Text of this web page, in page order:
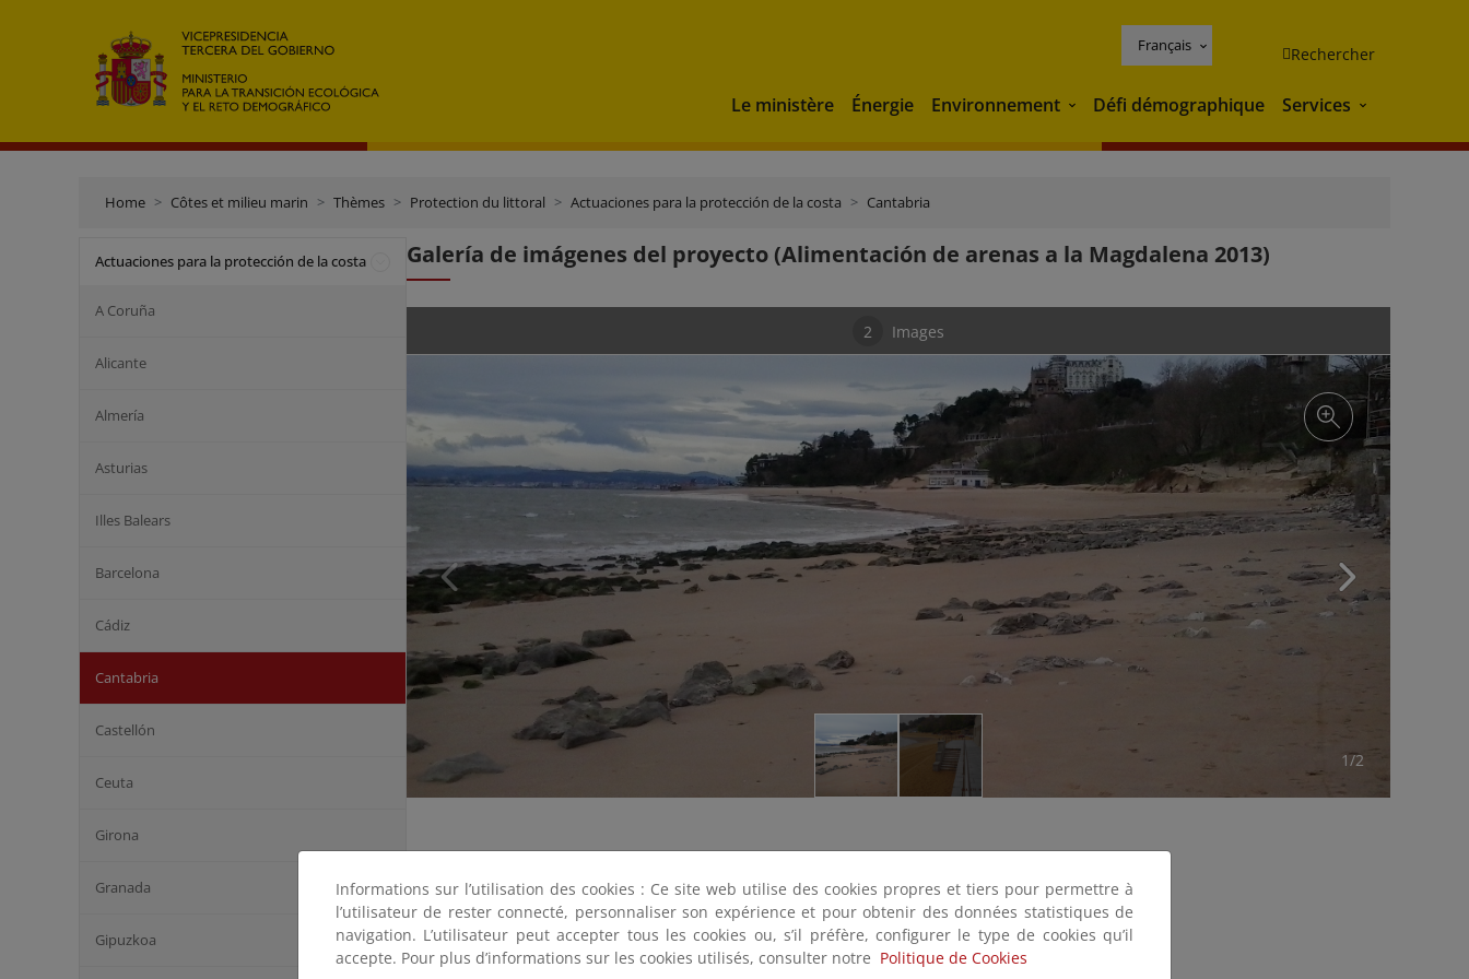
Français Rechercher
Le ministère Énergie Environnement Environnement
Défi démographique Services Services
Home Côtes et milieu marin Thèmes Protection du littoral Actuaciones para la protección de la costa Cantabria
Actuaciones para la protección de la costa
A Coruña
Alicante
Almería
Asturias
Illes Balears
Barcelona
Cádiz
Cantabria
Castellón
Ceuta
Girona
Granada
Gipuzkoa
Galería de imágenes del proyecto (Alimentación de arenas a la Magdalena 2013)
2 Images
1/2
Informations sur l’utilisation des cookies : Ce site web utilise des cookies propres et tiers pour permettre à
l’utilisateur de rester connecté, personnaliser son expérience et pour obtenir des données statistiques de
navigation. L’utilisateur peut accepter tous les cookies ou, s’il préfère, configurer le type de cookies qu’il
accepte. Pour plus d’informations sur les cookies utilisés, consulter notre Politique de Cookies